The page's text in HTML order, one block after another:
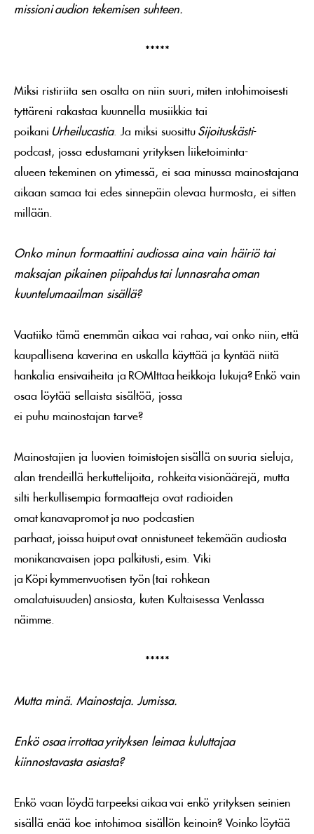
missioni audion tekemisen suhteen.
*****
Miksi ristiriita sen osalta on niin suuri, miten intohimoisesti
tyttäreni rakastaa kuunnella musiikkia tai
poikani Urheilucastia. Ja miksi suosittuSijoituskästi-
podcast, jossa edustamani yrityksen liiketoiminta-
alueen tekeminen on ytimessä, ei saa minussa mainostajana
aikaan samaa tai edes sinnepäin olevaa hurmosta, ei sitten
millään.
Onko minun formaattini audiossa aina vain häiriö tai
maksajan pikainen piipahdus tai lunnasraha oman
kuuntelumaailman sisällä?
Vaatiiko tämä enemmän aikaa vai rahaa, vai onko niin, että
kaupallisena kaverina en uskalla käyttää ja kyntää niitä
hankalia ensivaiheita ja ROMIttaa heikkoja lukuja? Enkö vain
osaa löytää sellaista sisältöä, jossa
ei puhu mainostajan tarve?
Mainostajien ja luovien toimistojen sisällä on suuria sieluja,
alan trendeillä herkuttelijoita, rohkeita visionäärejä, mutta
silti herkullisempia formaatteja ovat radioiden
omat kanavapromot ja nuo podcastien
parhaat, joissa huiput ovat onnistuneet tekemään audiosta
monikanavaisen jopa palkitusti, esim. Viki
ja Köpi kymmenvuotisen työn (tai rohkean
omalatuisuuden) ansiosta, kuten Kultaisessa Venlassa
näimme.
*****
Mutta minä. Mainostaja. Jumissa.
Enkö osaa irrottaa yrityksen leimaa kuluttajaa
kiinnostavasta asiasta?
Enkö vaan löydä tarpeeksi aikaa vai enkö yrityksen seinien
sisällä enää koe intohimoa sisällön keinoin? Voinko löytää